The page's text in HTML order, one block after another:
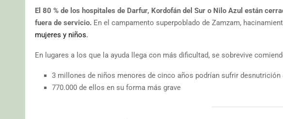
El 80 % de los hospitales de Darfur, Kordofán del Sur o Nilo Azul están
fuera de servicio. En el campamento superpoblado de Zamzam,
mujeres y niños.
En lugares a los que la ayuda llega con más dificultad, se sobrevive
3 millones de niños menores de cinco años podrían sufrir desnutrición
770.000 de ellos en su forma más grave